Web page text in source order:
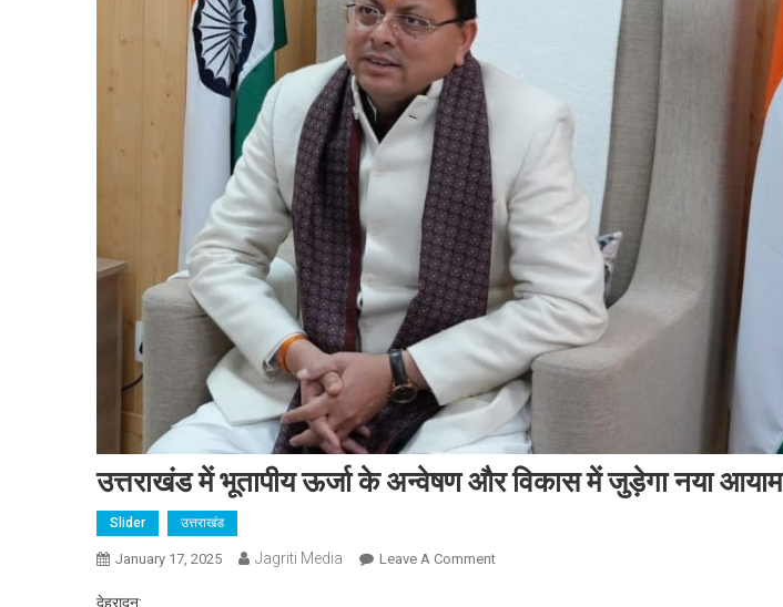
उत्तराखंड में भूतापीय ऊर्जा के अन्वेषण और विकास में जुड़ेगा नया आयाम
Slider उत्तराखंड
January 17, 2025 Jagriti Media Leave A CommentOn
देहरादून: